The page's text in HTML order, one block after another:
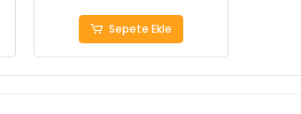
Sepete Ekle